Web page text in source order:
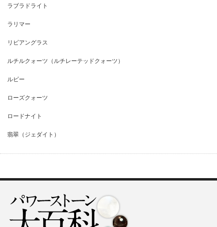
ラブラドライト
ラリマー
リビアングラス
ルチルクォーツ（ルチレーテッドクォーツ）
ルビー
ローズクォーツ
ロードナイト
翡翠（ジェダイト）